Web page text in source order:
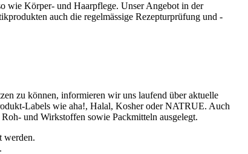
wie Körper- und Haarpflege. Unser Angebot in der
auch die regelmässige Rezepturprüfung und -
zu können, informieren wir uns laufend über aktuelle
Labels wie aha!, Halal, Kosher oder NATRUE. Auch
und Wirkstoffen sowie Packmitteln ausgelegt.
werden.